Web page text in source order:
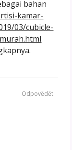
bahan
kamar-
03/cubicle-
Odpovědět